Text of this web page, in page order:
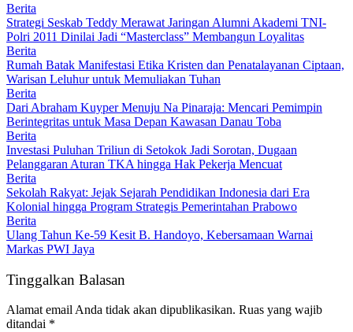
Berita
Strategi Seskab Teddy Merawat Jaringan Alumni Akademi TNI-
Polri 2011 Dinilai Jadi “Masterclass” Membangun Loyalitas
Berita
Rumah Batak Manifestasi Etika Kristen dan Penatalayanan Ciptaan,
Warisan Leluhur untuk Memuliakan Tuhan
Berita
Dari Abraham Kuyper Menuju Na Pinaraja: Mencari Pemimpin
Berintegritas untuk Masa Depan Kawasan Danau Toba
Berita
Investasi Puluhan Triliun di Setokok Jadi Sorotan, Dugaan
Pelanggaran Aturan TKA hingga Hak Pekerja Mencuat
Berita
Sekolah Rakyat: Jejak Sejarah Pendidikan Indonesia dari Era
Kolonial hingga Program Strategis Pemerintahan Prabowo
Berita
Ulang Tahun Ke-59 Kesit B. Handoyo, Kebersamaan Warnai
Markas PWI Jaya
Tinggalkan Balasan
Alamat email Anda tidak akan dipublikasikan. Ruas yang wajib
ditandai *